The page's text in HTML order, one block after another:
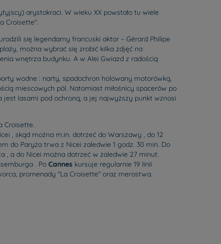
arystokraci. W wieku XX powstało tu wiele
Croisette".
się legendarny francuski aktor – Gérard Philipe
można wybrać się zrobić kilka zdjęć na
wnętrza budynku. A w Alei Gwiazd z radością
wodne : narty, spadochron holowany motorówką,
miescowych pól. Natomiast miłośnicy spacerów po
jest lasami pod ochroną, a jej najwyższy punkt wznosi
Croisette.
, skąd można m.in. dotrzeć do Warszawy , do 12
do Paryża trwa z Nicei zaledwie 1 godz. 30 min. Do
, a do Nicei można dotrzeć w zaledwie 27 minut.
. Po Cannes kursuje regularnie 19 linii
promenady "La Croisette" oraz merostwa.